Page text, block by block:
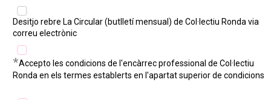
Desitjo rebre La Circular (butlletí mensual) de Col·lectiu Ronda via
correu electrònic
*Accepto les condicions de l'encàrrec professional de Col·lectiu
Ronda en els termes establerts en l'apartat superior de condicions